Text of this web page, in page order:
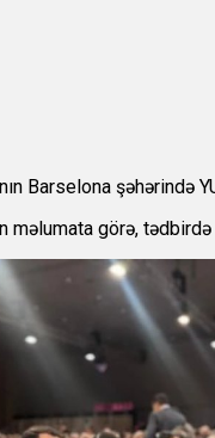
Barselona şəhərində
görə,